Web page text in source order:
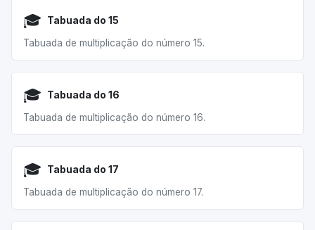
🎓 Tabuada do 15
Tabuada de multiplicação do número 15.
🎓 Tabuada do 16
Tabuada de multiplicação do número 16.
🎓 Tabuada do 17
Tabuada de multiplicação do número 17.